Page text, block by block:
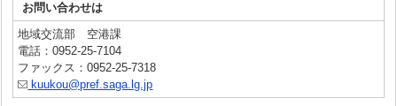
お問い合わせは
地域交流部 空港課
電話：0952-25-7104
ファックス：0952-25-7318
kuukou@pref.saga.lg.jp